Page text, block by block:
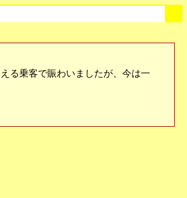
る乗客で賑わいましたが、今は一